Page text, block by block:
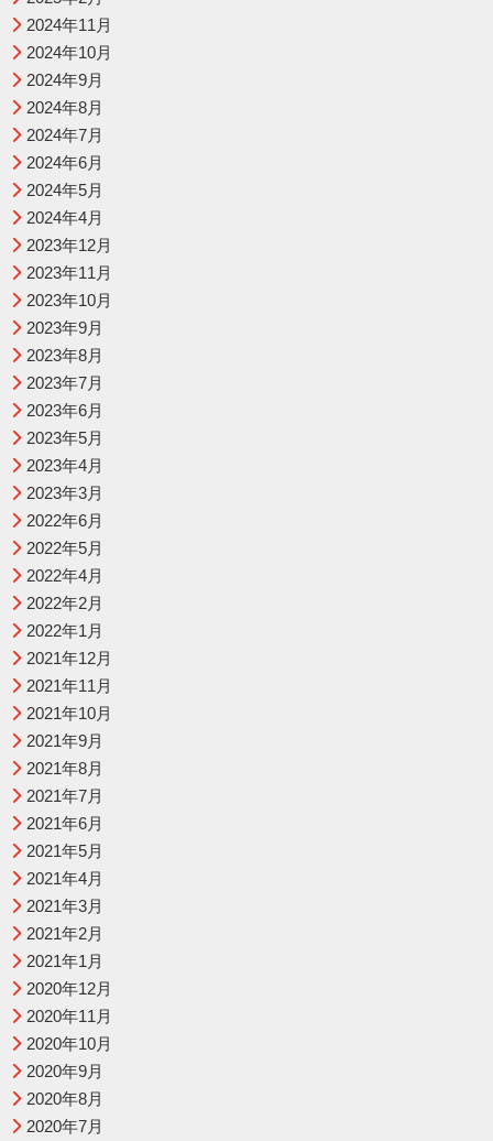
2024年11月
2024年10月
2024年9月
2024年8月
2024年7月
2024年6月
2024年5月
2024年4月
2023年12月
2023年11月
2023年10月
2023年9月
2023年8月
2023年7月
2023年6月
2023年5月
2023年4月
2023年3月
2022年6月
2022年5月
2022年4月
2022年2月
2022年1月
2021年12月
2021年11月
2021年10月
2021年9月
2021年8月
2021年7月
2021年6月
2021年5月
2021年4月
2021年3月
2021年2月
2021年1月
2020年12月
2020年11月
2020年10月
2020年9月
2020年8月
2020年7月